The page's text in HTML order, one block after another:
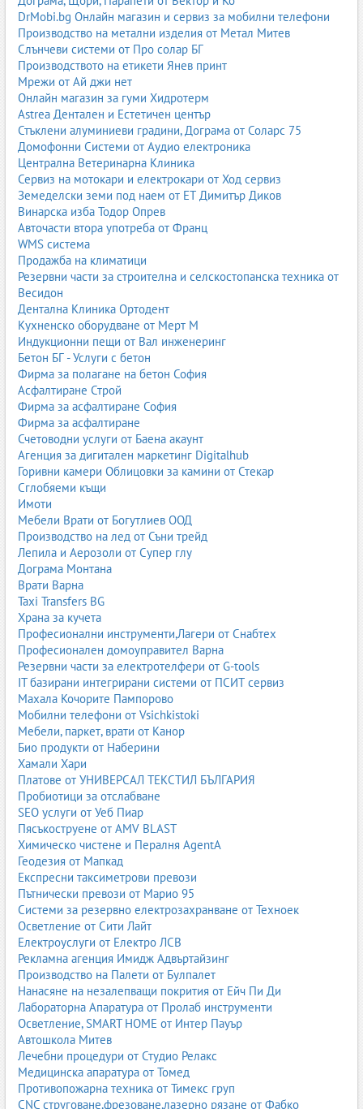
За децата в детските градини и подготвителните групи се
предлагат:
комплекти за предучилищна подготовка
книжки за оцветяване и развиващи задачи
картинни книги и албуми
помагала за развитие на фината моторика
материали за развитие на речта и мисленето
логопедични помагала
Тези ресурси са съобразени с възрастовите особености на
децата и целят да развият базови умения – внимание, памет,
логика, език, социални умения, подготовка за училище.
Учебници и помагала за начален етап (1.–4. клас)
В началния етап учебниците и помагалата обхващат основните
предмети:
Български език и литература
Математика
Околен свят
Човекът и обществото
Човекът и природата (в по-горните класове на етапа)
Английски език и други чужди езици
Музика, изобразително изкуство, технологии и
предприемачество, физическо възпитание
Учебните помагала за този етап включват:
работни тетрадки
тетрадки за упражнения
сборници със задачи по математика
помагала за четене с разбиране
правописни и граматични помагала
тестове за проверка на знанията
Целта е да се изгради стабилна основа по четене, писане,
смятане, логическо мислене и базови знания за света.
Учебници и помагала за прогимназиален етап (5.–7. клас)
В прогимназиалния етап учебното съдържание става по-
задълбочено и специализирано. Учебниците обхващат:
Български език и литература
Математика
История и цивилизации
География и икономика
Човекът и природата
Физика и астрономия (в по-горните класове)
Химия и опазване на околната среда
Биология и здравно образование
Чужди езици
Информационни технологии
Музика, изобразително изкуство, технологии и
предприемачество, физическо възпитание
Учебните помагала за 5.–7. клас често са насочени към:
подготовка за национално външно оценяване (НВО) след
разширено упражнение по математика и български език
тематични тестове и примерни изпити
сборници със задачи с повишена трудност
помагала за олимпиади и състезания
Тук ролята на помагалата е особено важна, защото учениците
се подготвят за първите по-сериозни изпити и избор на
профил или училище.
Учебници и помагала за гимназиален етап (8.–12. клас)
DrMobi.bg Онлайн магазин и сервиз за мобилни телефони
Производство на метални изделия от Метал Митев
Слънчеви системи от Про солар БГ
Производството на етикети Янев принт
Мрежи от Ай джи нет
Онлайн магазин за гуми Хидротерм
Astrea Дентален и Естетичен център
Стъклени алуминиеви градини, Дограма от Соларс 75
Домофонни Системи от Аудио електроника
Централна Ветеринарна Клиника
Сервиз на мотокари и електрокари от Ход сервиз
Земеделски земи под наем от ЕТ Димитър Диков
Винарска изба Тодор Опрев
Авточасти втора употреба от Франц
WMS система
Продажба на климатици
Резервни части за строителна и селскостопанска техника от
Весидон
Дентална Клиника Ортодент
Кухненско оборудване от Мерт М
Индукционни пещи от Вал инженеринг
Бетон БГ - Услуги с бетон
Фирма за полагане на бетон София
Асфалтиране Строй
Фирма за асфалтиране София
Фирма за асфалтиране
Счетоводни услуги от Баена акаунт
Агенция за дигитален маркетинг Digitalhub
Горивни камери Облицовки за камини от Стекар
Сглобяеми къщи
Имоти
Мебели Врати от Богутлиев ООД
Производство на лед от Съни трейд
Лепила и Аерозоли от Супер глу
Дограма Монтана
Врати Варна
Taxi Transfers BG
Храна за кучета
Професионални инструменти,Лагери от Снабтех
Професионален домоуправител Варна
Резервни части за електротелфери от G-tools
IT базирани интегрирани системи от ПСИТ сервиз
Махала Кочорите Пампорово
Мобилни телефони от Vsichkistoki
Мебели, паркет, врати от Канор
Био продукти от Наберини
Хамали Хари
Платове от УНИВЕРСАЛ ТЕКСТИЛ БЪЛГАРИЯ
Пробиотици за отслабване
SEO услуги от Уеб Пиар
Пясъкоструене от AMV BLAST
Химическо чистене и Пералня AgentA
Геодезия от Мапкад
Експресни таксиметрови превози
Пътнически превози от Марио 95
Системи за резервно електрозахранване от Техноек
Осветление от Сити Лайт
Електроуслуги от Електро ЛСВ
Рекламна агенция Имидж Адвъртайзинг
Производство на Палети от Булпалет
Нанасяне на незалепващи покрития от Ейч Пи Ди
Лабораторна Апаратура от Пролаб инструменти
Осветление, SMART HOME от Интер Пауър
Автошкола Митев
Лечебни процедури от Студио Релакс
Медицинска апаратура от Томед
Противопожарна техника от Тимекс груп
CNC струговане,фрезоване,лазерно рязане от Фабко